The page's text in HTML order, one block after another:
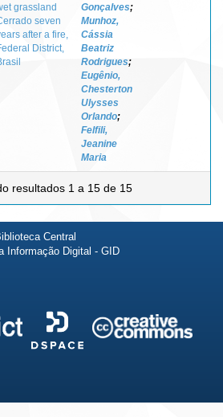
grassland
seven
after a fire,
District,
Gonçalves;
Munhoz,
Cássia
Beatriz
Rodrigues;
Eugênio,
Chesterton
Ulysses
Orlando;
Felfili,
Jeanine
Maria
resultados 1 a 15 de 15
Central
Informação Digital - GID